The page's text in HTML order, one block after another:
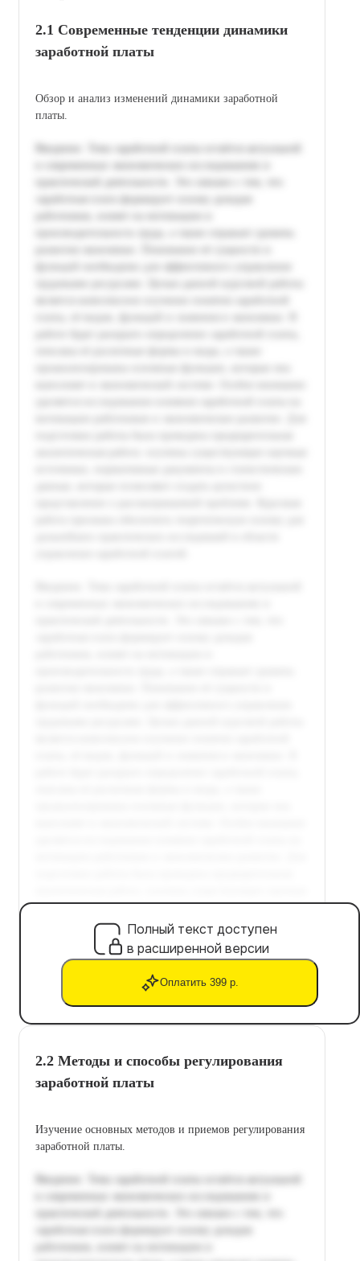
2.1 Современные тенденции динамики
заработной платы
Обзор и анализ изменений динамики заработной
платы.
Полный текст доступен
в расширенной версии
Оплатить 399 р.
2.2 Методы и способы регулирования
заработной платы
Изучение основных методов и приемов регулирования
заработной платы.